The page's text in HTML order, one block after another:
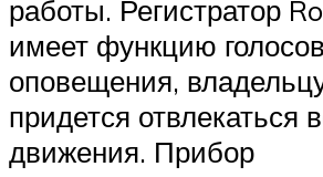
работы. Регистратор
имеет функцию
оповещения,
придется отвлекаться
движения. Прибор